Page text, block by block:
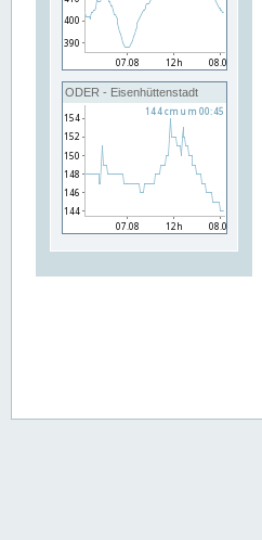
ODER - Eisenhüttenstadt